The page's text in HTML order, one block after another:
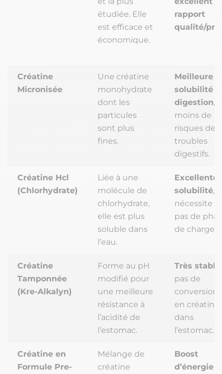
étudiée. Elle
est efficace et
économique.
rapport
qualité/prix
Créatine
Micronisée
Une créatine
monohydrate
dont les
particules
sont plus
fines.
Meilleure
solubilité
digestion,
moins de
risques de
troubles
digestifs.
Créatine Hcl
(Chlorhydrate)
Liée à une
molécule de
chlorhydrate,
elle est plus
soluble dans
l’eau.
Excellente
solubilité,
nécessite
pas de
de charge.
Créatine
Tamponnée
(Kre-Alkalyn)
Forme au pH
modifié pour
une meilleure
résistance à
l’acidité de
l’estomac.
Très stable
pas de
conversion
en
dans
l’estomac.
Créatine en
Formule Pre-
Mélange de
créatine
Boost
d’énergie